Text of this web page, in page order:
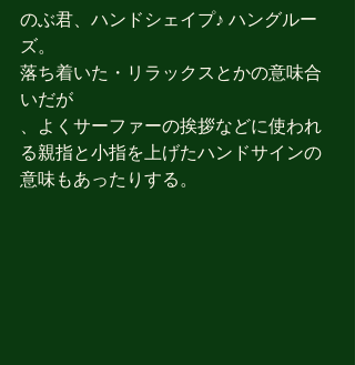
のぶ君、ハンドシェイプ♪ ハングルー
ズ。
落ち着いた・リラックスとかの意味合
いだが
、よくサーファーの挨拶などに使われ
る親指と小指を上げたハンドサインの
意味もあったりする。